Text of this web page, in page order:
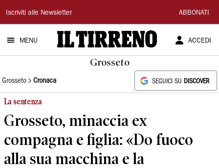
Il
Tirreno
Iscriviti alle Newsletter ABBONATI
MENU ACCEDI
Grosseto
Grosseto Cronaca SEGUICI SU DISCOVER
La sentenza
Grosseto, minaccia ex
compagna e figlia: «Do fuoco
alla sua macchina e la